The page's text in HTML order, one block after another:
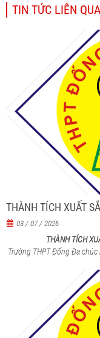
TIN TỨC LIÊN
THÀNH TÍCH XUẤT
03 / 07 / 2026
THÀNH TÍCH
Trường THPT Đống Đa